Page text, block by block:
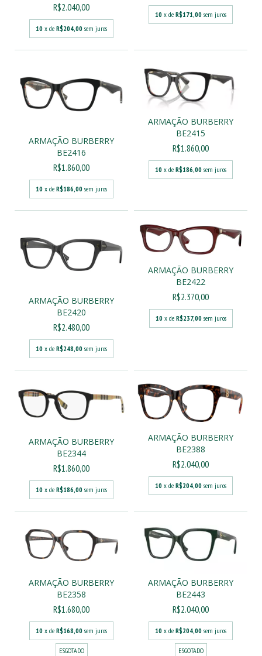
R$2.040,00
10 x de R$204,00 sem juros
10 x de R$171,00 sem juros
ARMAÇÃO BURBERRY
BE2416
R$1.860,00
10 x de R$186,00 sem juros
ARMAÇÃO BURBERRY
BE2415
R$1.860,00
10 x de R$186,00 sem juros
ARMAÇÃO BURBERRY
BE2420
R$2.480,00
10 x de R$248,00 sem juros
ARMAÇÃO BURBERRY
BE2422
R$2.370,00
10 x de R$237,00 sem juros
ARMAÇÃO BURBERRY
BE2344
R$1.860,00
10 x de R$186,00 sem juros
ARMAÇÃO BURBERRY
BE2388
R$2.040,00
10 x de R$204,00 sem juros
ARMAÇÃO BURBERRY
BE2358
R$1.680,00
10 x de R$168,00 sem juros
ESGOTADO
ARMAÇÃO BURBERRY
BE2443
R$2.040,00
10 x de R$204,00 sem juros
ESGOTADO